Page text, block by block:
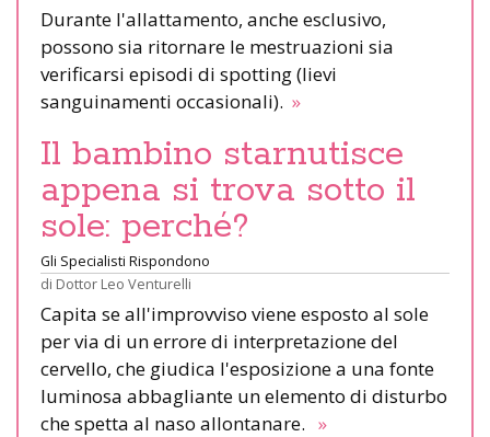
Durante l'allattamento, anche esclusivo,
possono sia ritornare le mestruazioni sia
verificarsi episodi di spotting (lievi
sanguinamenti occasionali). »
Il bambino starnutisce
appena si trova sotto il
sole: perché?
Gli Specialisti Rispondono
di Dottor Leo Venturelli
Capita se all'improvviso viene esposto al sole
per via di un errore di interpretazione del
cervello, che giudica l'esposizione a una fonte
luminosa abbagliante un elemento di disturbo
che spetta al naso allontanare. »